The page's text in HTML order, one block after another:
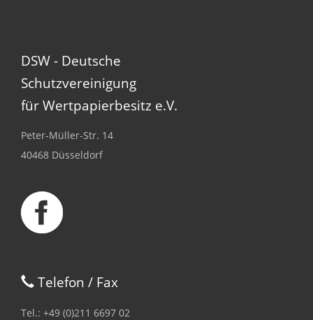
DSW - Deutsche
Schutzvereinigung
für Wertpapierbesitz e.V.
Peter-Müller-Str. 14
40468 Düsseldorf
Telefon / Fax
Tel.: +49 (0)211 6697 02